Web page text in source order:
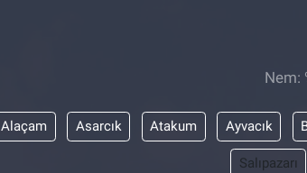
Nem:
Alaçam Asarcık Atakum Ayvacık
Salıpazarı